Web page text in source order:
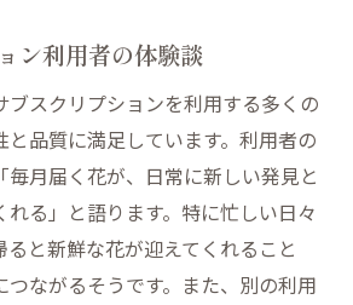
ン利用者の体験談
ブスクリプションを利用する多くの
と品質に満足しています。利用者の
毎月届く花が、日常に新しい発見と
る」と語ります。特に忙しい日々
ると新鮮な花が迎えてくれること
ながるそうです。また、別の利用